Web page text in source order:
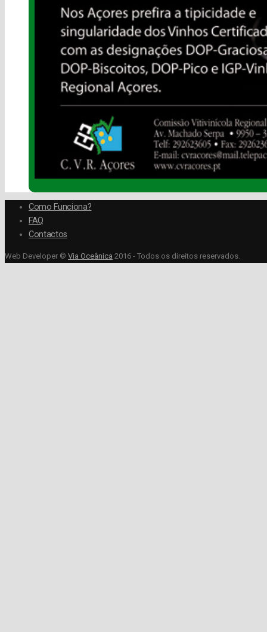
Como Funciona?
FAQ
Contactos
Web Developer © Via Oceânica 2016 - Todos os direitos reservados.